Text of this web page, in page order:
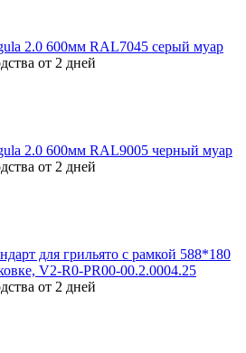
2.0 600мм RAL7045 серый муар
от 2 дней
2.0 600мм RAL9005 черный муар
от 2 дней
для грильято с рамкой 588*180
V2-R0-PR00-00.2.0004.25
от 2 дней